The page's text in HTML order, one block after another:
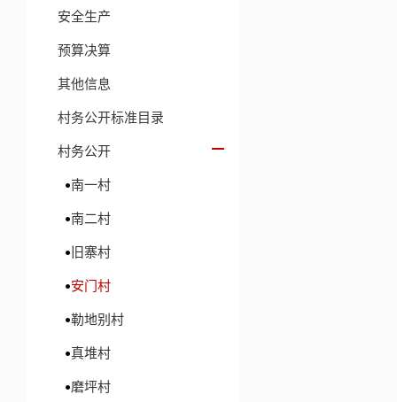
安全生产
预算决算
其他信息
村务公开标准目录
村务公开
南一村
南二村
旧寨村
安门村
勒地别村
真堆村
磨坪村